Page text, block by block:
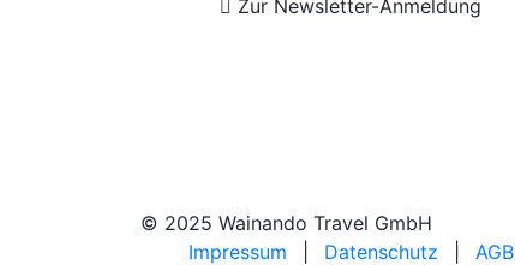
Zur Newsletter-Anmeldung
© 2025 Wainando Travel GmbH
Impressum
Datenschutz
AGB